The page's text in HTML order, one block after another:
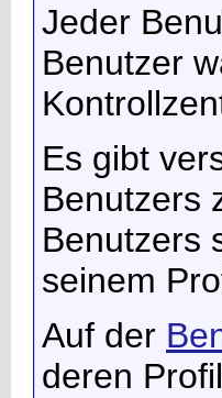
Jeder
Benutzer
Es gibt
Benutzers
Benutzers
seinem
Auf der
deren